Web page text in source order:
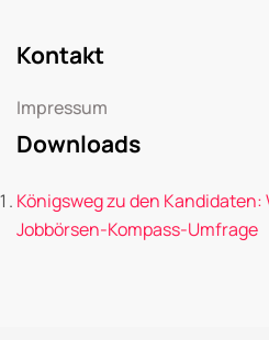
Kontakt
Impressum
Downloads
Königsweg zu den
Jobbörsen-Kompass-Umfrage